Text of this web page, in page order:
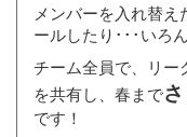
メンバーを入れ替
ールしたり･･･いろ
チーム全員で、リー
を共有し、春まで
です！